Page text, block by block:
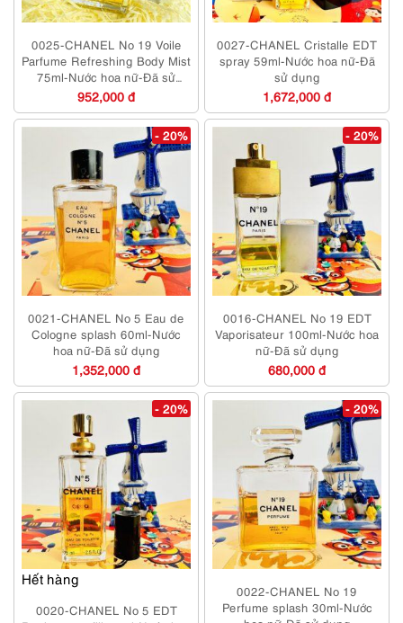
0025-CHANEL No 19 Voile
Parfume Refreshing Body Mist
75ml-Nước hoa nữ-Đã sử
dụng
952,000 đ
0027-CHANEL Cristalle EDT
spray 59ml-Nước hoa nữ-Đã
sử dụng
1,672,000 đ
- 20%
0021-CHANEL No 5 Eau de
Cologne splash 60ml-Nước
hoa nữ-Đã sử dụng
1,352,000 đ
- 20%
0016-CHANEL No 19 EDT
Vaporisateur 100ml-Nước hoa
nữ-Đã sử dụng
680,000 đ
Hết hàng
- 20%
0020-CHANEL No 5 EDT
- 20%
0022-CHANEL No 19
Perfume splash 30ml-Nước